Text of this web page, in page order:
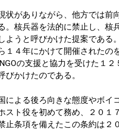
状がありながら、他方では
。核兵器を法的に禁止し、核
ようと呼びかけた提案である
１４年にかけて開催されたの
の支援と協力を受けた１
びかけたのである。
による後ろ向きな態度やボイ
スト役を初めて務め、２０１
止条項を備えたこの条約は２